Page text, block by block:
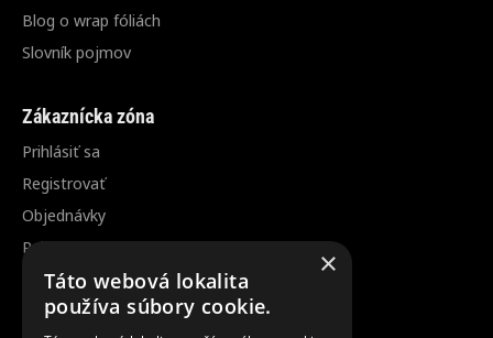
Blog o wrap fóliách
Slovník pojmov
Zákaznícka zóna
Prihlásiť sa
Registrovať
Objednávky
Reklamácia / vrátenie tovaru
Zrušenie objednávky
×
Táto webová lokalita
používa súbory cookie.